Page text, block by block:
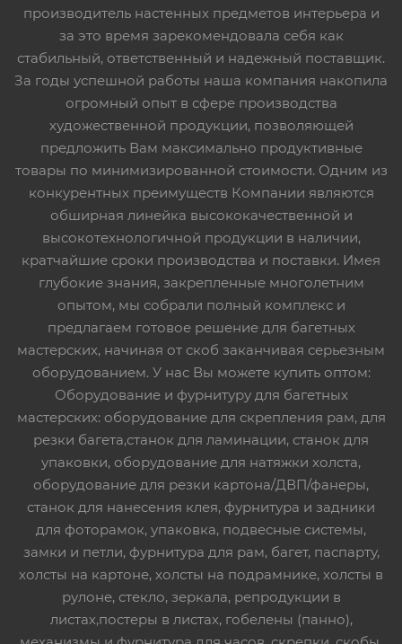
производитель настенных предметов интерьера и
за это время зарекомендовала себя как
стабильный, ответственный и надежный поставщик.
За годы успешной работы наша компания накопила
огромный опыт в сфере производства
художественной продукции, позволяющей
предложить Вам максимально продуктивные
товары по минимизированной стоимости. Одним из
конкурентных преимуществ Компании являются
обширная линейка высококачественной и
высокотехнологичной продукции в наличии,
кратчайшие сроки производства и поставки. Имея
глубокие знания, закрепленные многолетним
опытом, мы собрали полный комплекс и
предлагаем готовое решение для багетных
мастерских, начиная от скоб заканчивая серьезным
оборудованием. У нас Вы можете купить оптом:
Оборудование и фурнитуру для багетных
мастерских: оборудование для скрепления рам, для
резки багета,станок для ламинации, станок для
упаковки, оборудование для натяжки холста,
оборудование для резки картона/ДВП/фанеры,
станок для нанесения клея, фурнитура и задники
для фоторамок, упаковка, подвесные системы,
замки и петли, фурнитура для рам, багет, паспарту,
холсты на картоне, холсты на подрамнике, холсты в
рулоне, стекло, зеркала, репродукции в
листах,постеры в листах, гобелены (панно),